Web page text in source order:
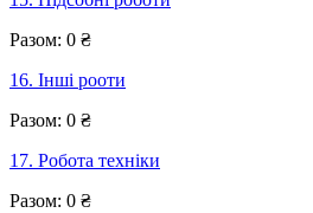
Разом: 0 ₴
16. Інші рооти
Разом: 0 ₴
17. Робота техніки
Разом: 0 ₴